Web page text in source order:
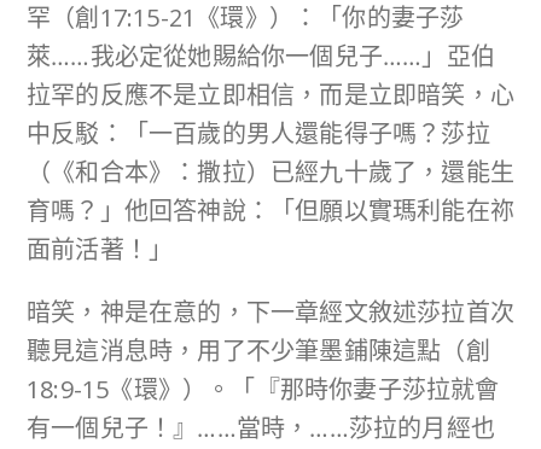
罕（創17:15-21《環》）：「你的妻子莎
萊……我必定從她賜給你一個兒子……」亞伯
拉罕的反應不是立即相信，而是立即暗笑，心
中反駁：「一百歲的男人還能得子嗎？莎拉
（《和合本》：撒拉）已經九十歲了，還能生
育嗎？」他回答神說：「但願以實瑪利能在祢
面前活著！」
暗笑，神是在意的，下一章經文敘述莎拉首次
聽見這消息時，用了不少筆墨鋪陳這點（創
18:9-15《環》）。「『那時你妻子莎拉就會
有一個兒子！』……當時，……莎拉的月經也